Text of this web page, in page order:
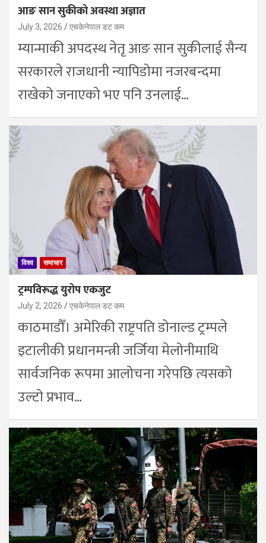
आङ सान सुकीको अवस्था अज्ञात
July 3, 2026 एचकेनेपाल डट कम
म्यान्माकी अपदस्थ नेतृ आङ सान सुकीलाई सैन्य
सरकारले राजधानी न्यापिडोमा नजरबन्दमा
राखेको जनाएको भए पनि उनलाई…
विश्व समाचार
ट्रम्पविरूद्ध युरोप एकजुट
July 2, 2026 एचकेनेपाल डट कम
काठमाडाैँ। अमेरिकी राष्ट्रपति डोनाल्ड ट्रम्पले
इटालीकी प्रधानमन्त्री जर्जिया मेलोनीमाथि
सार्वजनिक रूपमा आलोचना गरेपछि त्यसको
उल्टो प्रभाव…